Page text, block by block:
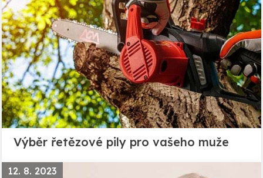
Výběr řetězové pily pro vašeho muže
12. 8. 2023